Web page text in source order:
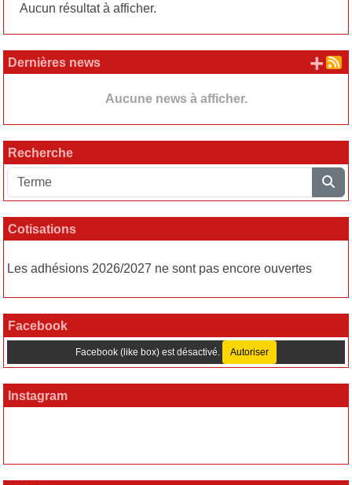
Aucun résultat à afficher.
Dernières news
Aucune news à afficher.
+
Recherche
Cotisations
Les adhésions 2026/2027 ne sont pas encore ouvertes
Facebook
Facebook (like box) est désactivé. Autoriser
Instagram